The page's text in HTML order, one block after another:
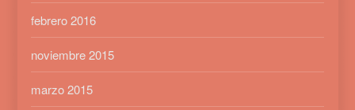
febrero 2016
noviembre 2015
marzo 2015